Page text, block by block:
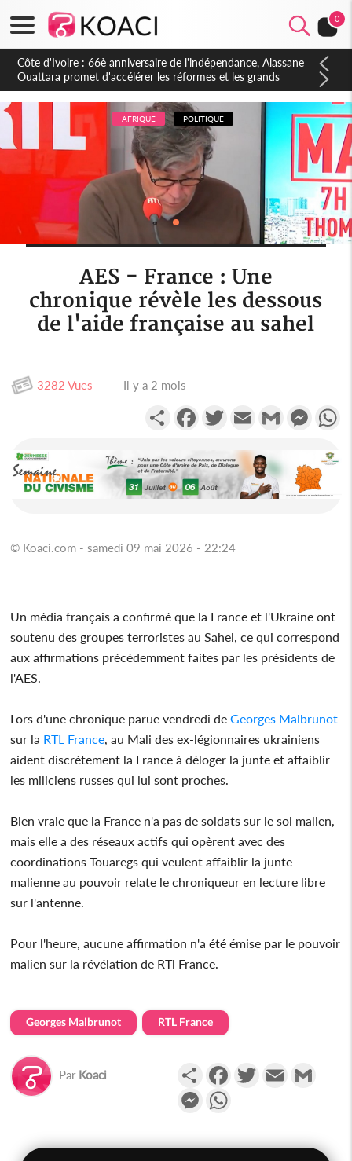
0
Côte d'Ivoire : À Abidjan, Amadou Oury Bah admire le modèle
ivoirien et veut s'en inspirer pour accélérer le développement
de la Guinée
AFRIQUE POLITIQUE
AES - France : Une
chronique révèle les dessous
de l'aide française au sahel
3282 Vues Il y a 2 mois
PartagerFacebookTwitterEmail Gmail
© Koaci.com - samedi 09 mai 2026 - 22:24
Un média français a confirmé que la France et l'Ukraine ont
soutenu des groupes terroristes au Sahel, ce qui correspond
aux affirmations précédemment faites par les présidents de
l'AES.
Lors d'une chronique parue vendredi deGeorges Malbrunot
sur la RTL France, au Mali des ex-légionnaires ukrainiens
aident discrètement la France à déloger la junte et affaiblir
les miliciens russes qui lui sont proches.
Bien vraie que la France n'a pas de soldats sur le sol malien,
mais elle a des réseaux actifs qui opèrent avec des
coordinations Touaregs qui veulent affaiblir la junte
malienne au pouvoir relate le chroniqueur en lecture libre
sur l'antenne.
Pour l'heure, aucune affirmation n'a été émise par le pouvoir
malien sur la révélation de RTl France.
Georges Malbrunot RTL France
Par Koaci PartagerFacebookTwitterEmail
Messenger